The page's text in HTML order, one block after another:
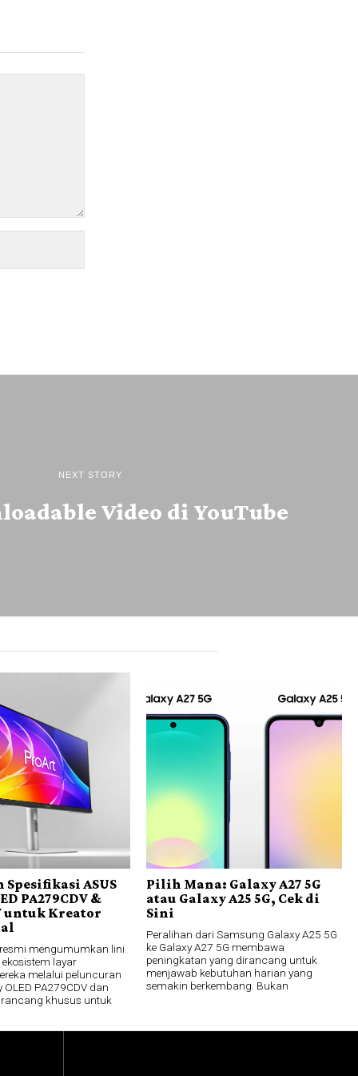
NEXT STORY
Video di YouTube
Spesifikasi ASUS
PA279CDV &
untuk Kreator
mengumumkan lini
layar
melalui peluncuran
OLED PA279CDV dan
khusus untuk
Pilih Mana: Galaxy A27 5G
atau Galaxy A25 5G, Cek di
Sini
Peralihan dari Samsung Galaxy A25 5G
ke Galaxy A27 5G membawa
peningkatan yang dirancang untuk
menjawab kebutuhan harian yang
semakin berkembang. Bukan